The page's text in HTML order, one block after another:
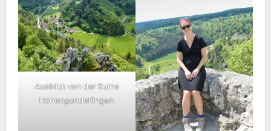
Ausblick von der Ruine
Hohengundelfingen